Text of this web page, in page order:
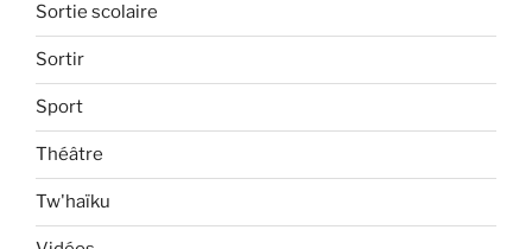
Sortie scolaire
Sortir
Sport
Théâtre
Tw'haïku